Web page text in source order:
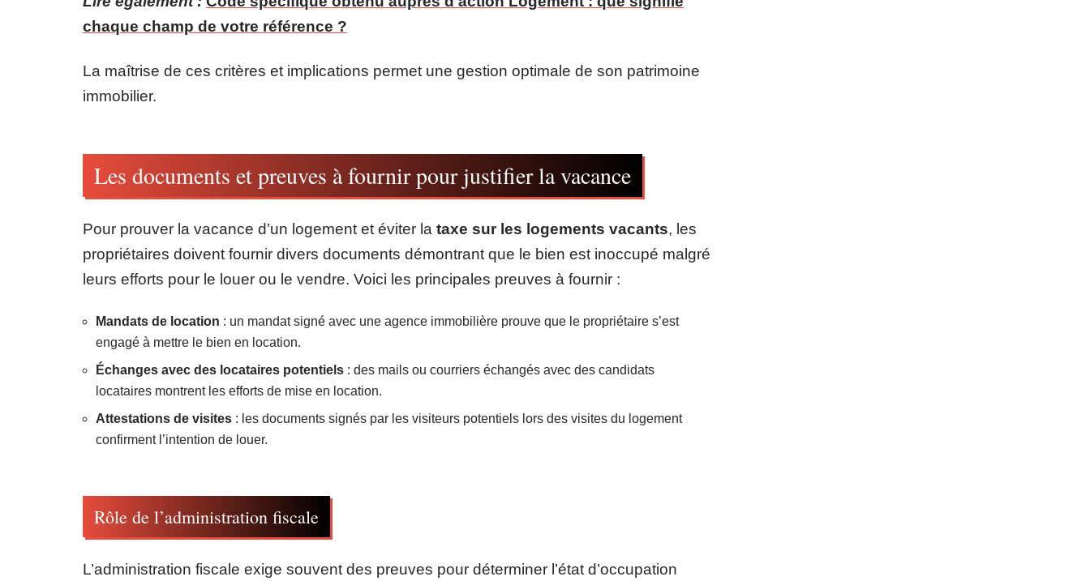
chaque champ de votre référence ?
La maîtrise de ces critères et implications permet une gestion optimale de son patrimoine
immobilier.
Les documents et preuves à fournir pour justifier la vacance
Pour prouver la vacance d’un logement et éviter la taxe sur les logements vacants, les
propriétaires doivent fournir divers documents démontrant que le bien est inoccupé malgré
leurs efforts pour le louer ou le vendre. Voici les principales preuves à fournir :
Mandats de location : un mandat signé avec une agence immobilière prouve que le propriétaire s’est
engagé à mettre le bien en location.
Échanges avec des locataires potentiels : des mails ou courriers échangés avec des candidats
locataires montrent les efforts de mise en location.
Attestations de visites : les documents signés par les visiteurs potentiels lors des visites du logement
confirment l’intention de louer.
Rôle de l’administration fiscale
L’administration fiscale exige souvent des preuves pour déterminer l’état d’occupation